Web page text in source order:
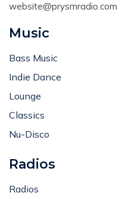
Email: